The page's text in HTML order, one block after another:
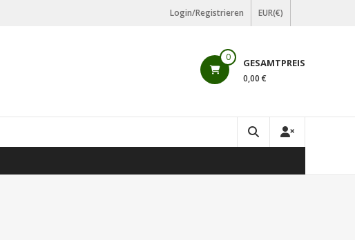
Login/Registrieren EUR(€)
0 GESAMTPREIS
0,00 €